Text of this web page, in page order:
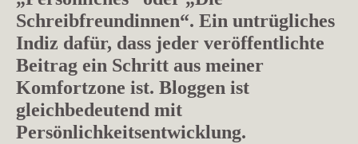
Schreibfreundinnen“. Ein untrügliches
Indiz dafür, dass jeder veröffentlichte
Beitrag ein Schritt aus meiner
Komfortzone ist. Bloggen ist
gleichbedeutend mit
Persönlichkeitsentwicklung.